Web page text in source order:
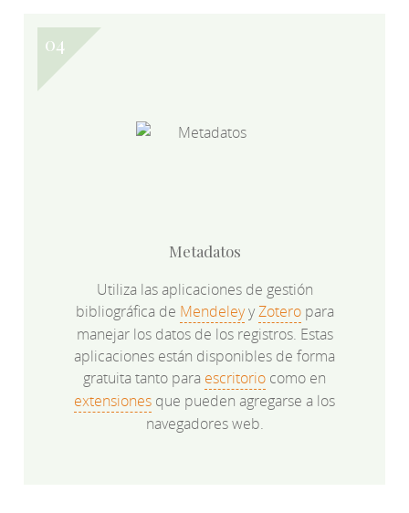
Metadatos
Utiliza las aplicaciones de gestión
bibliográfica de MendeleyyZoteropara
manejar los datos de los registros. Estas
aplicaciones están disponibles de forma
gratuita tanto para escritorio como en
extensiones que pueden agregarse a los
navegadores web.